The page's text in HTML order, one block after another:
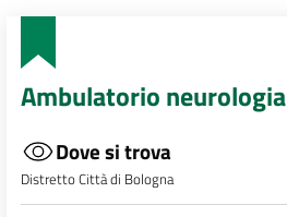
Ambulatorio neurologia
Dove si trova
Distretto Città di Bologna